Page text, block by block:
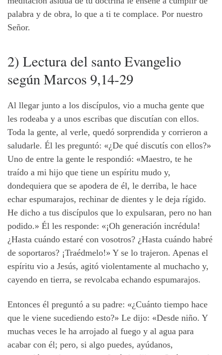
palabra y de obra, lo que a ti te complace. Por nuestro
Señor.
2) Lectura del santo Evangelio
según Marcos 9,14-29
Al llegar junto a los discípulos, vio a mucha gente que
les rodeaba y a unos escribas que discutían con ellos.
Toda la gente, al verle, quedó sorprendida y corrieron a
saludarle. Él les preguntó: «¿De qué discutís con ellos?»
Uno de entre la gente le respondió: «Maestro, te he
traído a mi hijo que tiene un espíritu mudo y,
dondequiera que se apodera de él, le derriba, le hace
echar espumarajos, rechinar de dientes y le deja rígido.
He dicho a tus discípulos que lo expulsaran, pero no han
podido.» Él les responde: «¡Oh generación incrédula!
¿Hasta cuándo estaré con vosotros? ¿Hasta cuándo habré
de soportaros? ¡Traédmelo!» Y se lo trajeron. Apenas el
espíritu vio a Jesús, agitó violentamente al muchacho y,
cayendo en tierra, se revolcaba echando espumarajos.
Entonces él preguntó a su padre: «¿Cuánto tiempo hace
que le viene sucediendo esto?» Le dijo: «Desde niño. Y
muchas veces le ha arrojado al fuego y al agua para
acabar con él; pero, si algo puedes, ayúdanos,